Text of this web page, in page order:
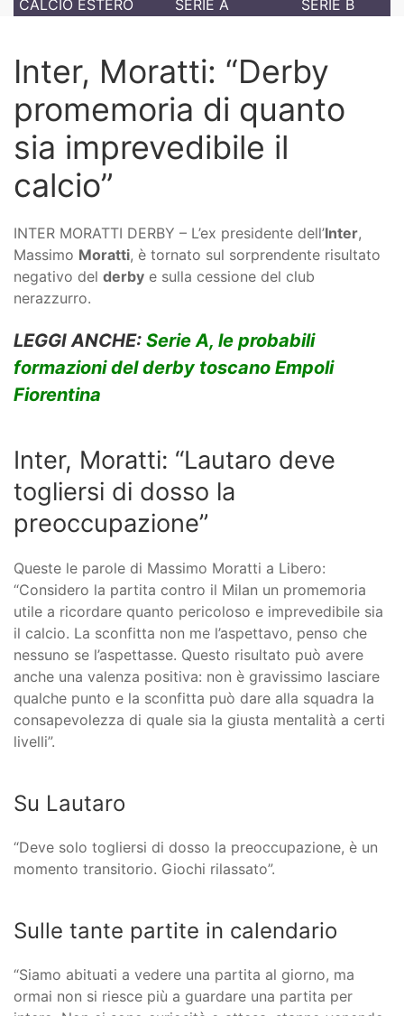
CALCIO ESTERO
SERIE A SERIE B
Inter, Moratti: “Derby
promemoria di quanto
sia imprevedibile il
calcio”
INTER MORATTI DERBY – L’ex presidente dell’Inter,
Massimo Moratti, è tornato sul sorprendente risultato
negativo del derby e sulla cessione del club
nerazzurro.
LEGGI ANCHE: Serie A, le probabili
formazioni del derby toscano Empoli
Fiorentina
Inter, Moratti: “Lautaro deve
togliersi di dosso la
preoccupazione”
Queste le parole di Massimo Moratti a Libero:
“Considero la partita contro il Milan un promemoria
utile a ricordare quanto pericoloso e imprevedibile sia
il calcio. La sconfitta non me l’aspettavo, penso che
nessuno se l’aspettasse. Questo risultato può avere
anche una valenza positiva: non è gravissimo lasciare
qualche punto e la sconfitta può dare alla squadra la
consapevolezza di quale sia la giusta mentalità a certi
livelli”.
Su Lautaro
“Deve solo togliersi di dosso la preoccupazione, è un
momento transitorio. Giochi rilassato”.
Sulle tante partite in calendario
“Siamo abituati a vedere una partita al giorno, ma
ormai non si riesce più a guardare una partita per